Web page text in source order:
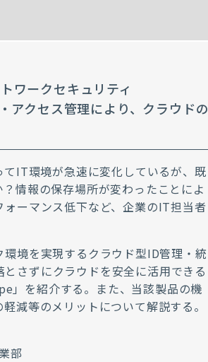
ワークセキュリティ
アクセス管理により、クラウドの
IT環境が急速に変化しているが、既
情報の保存場所が変わったことによ
ーマンス低下など、企業のIT担当者
境を実現するクラウド型ID管理・統
さずにクラウドを安全に活用できる
」を紹介する。また、当該製品の機
減等のメリットについて解説する。
部